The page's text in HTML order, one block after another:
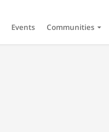
Events Communities